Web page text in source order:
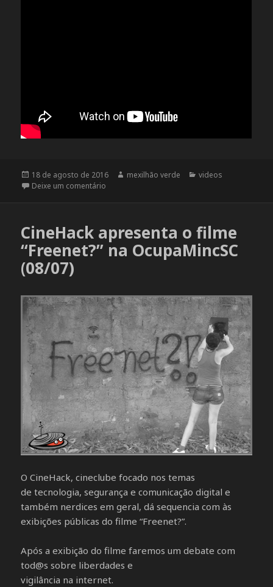
Publicado
em
18 de agosto de 2016 Autor
mexilhão verde Categorias
videos
Deixe um comentário
CineHack apresenta o filme
“Freenet?” na OcupaMincSC
(08/07)
O CineHack, cineclube focado nos temas
de tecnologia, segurança e comunicação digital e
também nerdices em geral, dá sequencia com às
exibições públicas do filme “Freenet?”.
Após a exibição do filme faremos um debate com
tod@s sobre liberdades e
vigilância na internet.